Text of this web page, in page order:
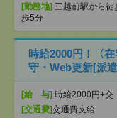
[勤務地] 三越前駅から徒
歩5分
時給2000円！〈
守・Web更新[派
[給 与] 時給2000円+
[交通費]交通費支給